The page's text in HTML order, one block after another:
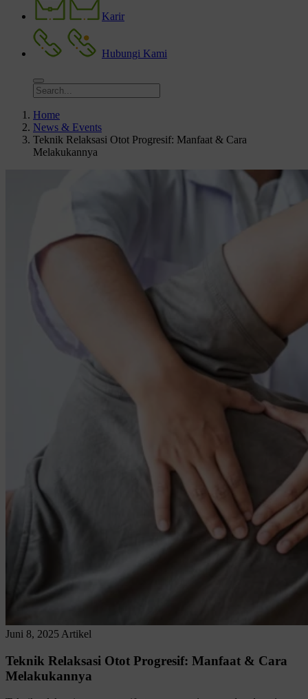
Karir
Hubungi Kami
Home
News & Events
Teknik Relaksasi Otot Progresif: Manfaat & Cara
Melakukannya
Juni 8, 2025 Artikel
Teknik Relaksasi Otot Progresif: Manfaat & Cara
Melakukannya